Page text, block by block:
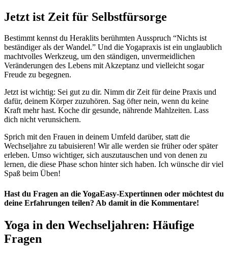
Jetzt ist Zeit für Selbstfürsorge
Bestimmt kennst du Heraklits berühmten Ausspruch “Nichts ist
beständiger als der Wandel.” Und die Yogapraxis ist ein unglaublich
machtvolles Werkzeug, um den ständigen, unvermeidlichen
Veränderungen des Lebens mit Akzeptanz und vielleicht sogar
Freude zu begegnen.
Jetzt ist wichtig: Sei gut zu dir. Nimm dir Zeit für deine Praxis und
dafür, deinem Körper zuzuhören. Sag öfter nein, wenn du keine
Kraft mehr hast. Koche dir gesunde, nährende Mahlzeiten. Lass
dich nicht verunsichern.
Sprich mit den Frauen in deinem Umfeld darüber, statt die
Wechseljahre zu tabuisieren! Wir alle werden sie früher oder später
erleben. Umso wichtiger, sich auszutauschen und von denen zu
lernen, die diese Phase schon hinter sich haben. Ich wünsche dir viel
Spaß beim Üben!
Hast du Fragen an die YogaEasy-Expertinnen oder möchtest du
deine Erfahrungen teilen? Ab damit in die Kommentare!
Yoga in den Wechseljahren: Häufige
Fragen